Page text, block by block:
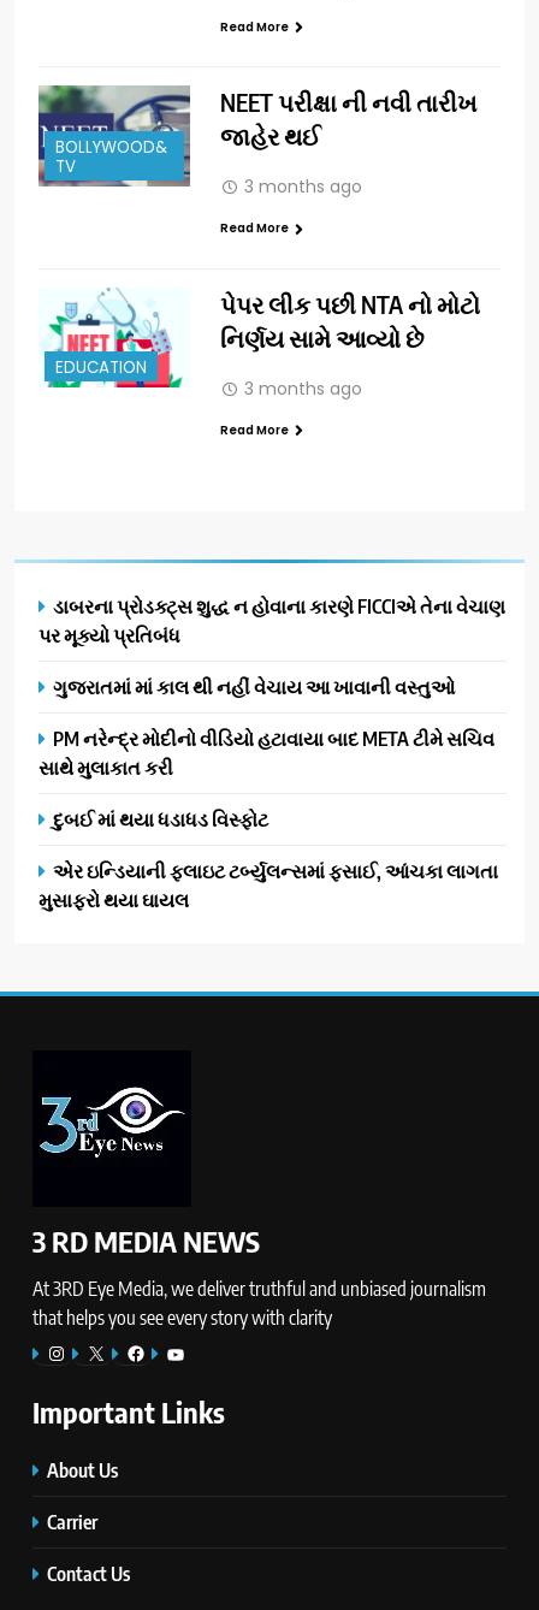
Read More
BOLLYWOOD&
TV
NEET પરીક્ષા ની નવી તારીખ
જાહેર થઈ
3 months ago
Read More
EDUCATION
પેપર લીક પછી NTA નો મોટો
નિર્ણય સામે આવ્યો છે
3 months ago
Read More
ડાબરના પ્રોડક્ટ્સ શુદ્ધ ન હોવાના કારણે FICCIએ તેના વેચાણ
પર મૂક્યો પ્રતિબંધ
ગુજરાતમાં માં કાલ થી નહીં વેચાય આ ખાવાની વસ્તુઓ
PM નરેન્દ્ર મોદીનો વીડિયો હટાવાયા બાદ META ટીમે સચિવ
સાથે મુલાકાત કરી
દુબઈ માં થયા ધડાધડ વિસ્ફોટ
એર ઇન્ડિયાની ફ્લાઇટ ટર્બ્યુલન્સમાં ફસાઈ, આંચકા લાગતા
મુસાફરો થયા ઘાયલ
3 RD MEDIA NEWS
At 3RD Eye Media, we deliver truthful and unbiased journalism
that helps you see every story with clarity
Instagram
X Facebook
YouTube
Important Links
About Us
Carrier
Contact Us